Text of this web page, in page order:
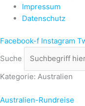
Impressum
Datenschutz
Facebook-f Instagram
Suche
Kategorie: Australien
Australien-Rundreise